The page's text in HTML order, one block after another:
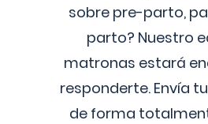
sobre pre-parto,
parto? Nuestro
matronas estará
responderte. Envía
de forma